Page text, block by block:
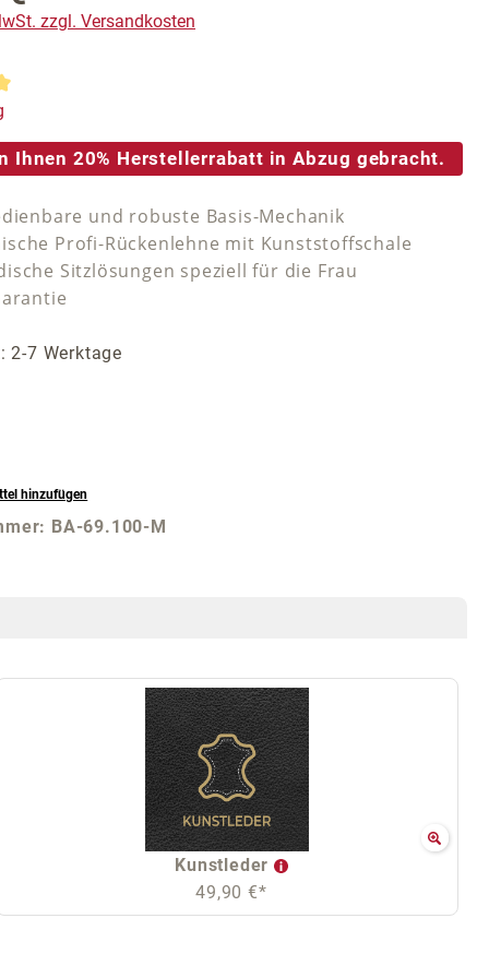
zzgl. Versandkosten
Bewertung von 5 von 5 Sternen
Ihnen 20% Herstellerrabatt in Abzug gebracht.
und robuste Basis-Mechanik
Profi-Rückenlehne mit Kunststoffschale
Sitzlösungen speziell für die Frau
2-7 Werktage
hinzufügen
BA-69.100-M
Kunstleder
49,90 €*